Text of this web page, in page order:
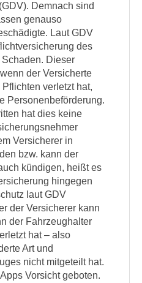
Demnach sind
genauso
Laut GDV
des
Dieser
der Versicherte
verletzt hat,
Personenbeförderung.
hat dies keine
Versicherer in
bzw. kann der
kündigen, heißt es
hingegen
laut GDV
der Versicherer kann
der Fahrzeughalter
hat – also
Art und
nicht mitgeteilt hat.
Vorsicht geboten.